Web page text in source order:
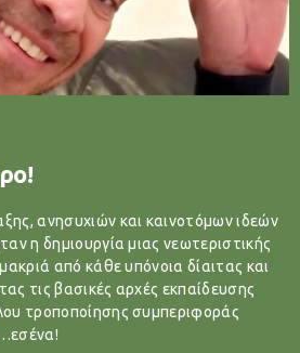
ανησυχιών και καινοτόμων ιδεών
η δημιουργία μιας νεωτεριστικής
από κάθε υπόνοια δίαιτας και
τις βασικές αρχές εκπαίδευσης
τροποποίησης συμπεριφοράς